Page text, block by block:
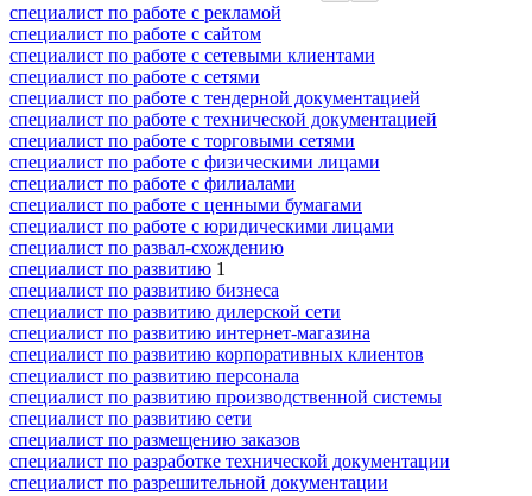
специалист по работе с рекламой
специалист по работе с сайтом
специалист по работе с сетевыми клиентами
специалист по работе с сетями
специалист по работе с тендерной документацией
специалист по работе с технической документацией
специалист по работе с торговыми сетями
специалист по работе с физическими лицами
специалист по работе с филиалами
специалист по работе с ценными бумагами
специалист по работе с юридическими лицами
специалист по развал-схождению
специалист по развитию 1
специалист по развитию бизнеса
специалист по развитию дилерской сети
специалист по развитию интернет-магазина
специалист по развитию корпоративных клиентов
специалист по развитию персонала
специалист по развитию производственной системы
специалист по развитию сети
специалист по размещению заказов
специалист по разработке технической документации
специалист по разрешительной документации